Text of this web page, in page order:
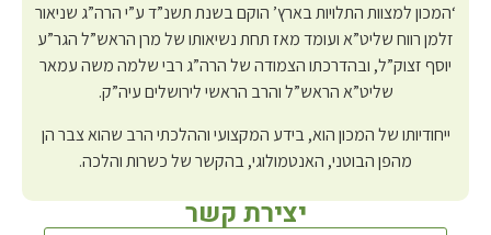
‘המכון למצוות התלויות בארץ’ הוקם בשנת תשנ”ד ע”י הרה”ג שניאור
זלמן רווח שליט”א ועומד מאז תחת נשיאותו של מרן הראש”ל הגר”ע
יוסף זצוק”ל, ובהדרכתו הצמודה של הרה”ג רבי שלמה משה עמאר
שליט”א הראש”ל והרב הראשי לירושלים עיה”ק.
ייחודיותו של המכון הוא, בידע המקצועי וההלכתי הרב שהוא צבר הן
מהפן הבוטני, האנטמולוגי, בהקשר של כשרות והלכה.
יצירת קשר